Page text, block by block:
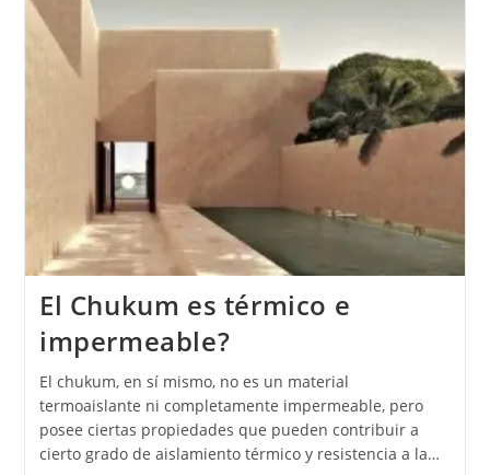
El Chukum es térmico e
impermeable?
El chukum, en sí mismo, no es un material
termoaislante ni completamente impermeable, pero
posee ciertas propiedades que pueden contribuir a
cierto grado de aislamiento térmico y resistencia a la…